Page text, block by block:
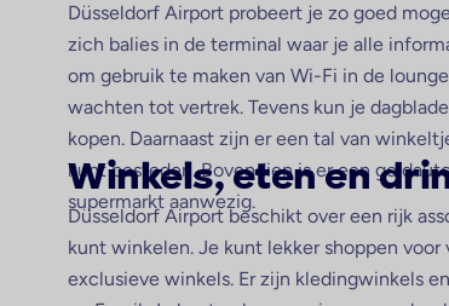
Düsseldorf Airport probeert je zo goed
zich balies in de terminal waar je alle
om gebruik te maken van Wi-Fi in de
wachten tot vertrek. Tevens kun je
kopen. Daarnaast zijn er een tal van
kunt besteden. Bovendien is er een
supermarkt aanwezig.
Winkels, eten en
Düsseldorf Airport beschikt over een rijk
kunt winkelen. Je kunt lekker shoppen
exclusieve winkels. Er zijn kledingwinkels